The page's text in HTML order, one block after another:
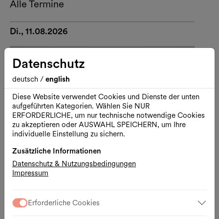
Alle Termine
Di., 11.08.2026
Kunst
Datenschutz
deutsch / english
Diese Website verwendet Cookies und Dienste der unten
aufgeführten Kategorien. Wählen Sie NUR
ERFORDERLICHE, um nur technische notwendige Cookies
zu akzeptieren oder AUSWAHL SPEICHERN, um Ihre
individuelle Einstellung zu sichern.
Zusätzliche Informationen
Datenschutz & Nutzungsbedingungen
Impressum
Erforderliche Cookies